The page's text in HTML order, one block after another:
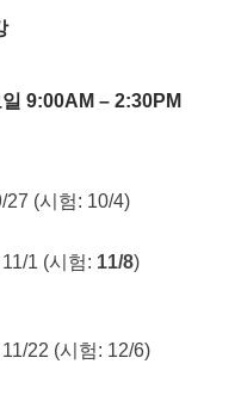
9:00AM – 2:30PM
27 (시험: 10/4)
1 (시험: 11/8)
22 (시험: 12/6)